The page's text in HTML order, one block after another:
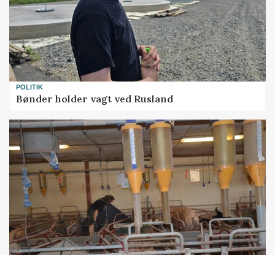
POLITIK
Bønder holder vagt ved Rusland